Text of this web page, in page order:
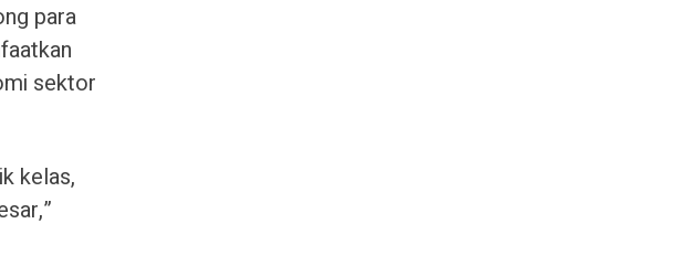
para
sektor
kelas,